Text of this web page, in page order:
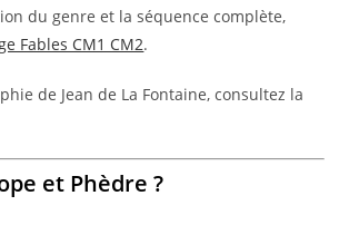
du genre et la séquence complète,
Fables CM1 CM2.
de Jean de La Fontaine, consultez la
et Phèdre ?